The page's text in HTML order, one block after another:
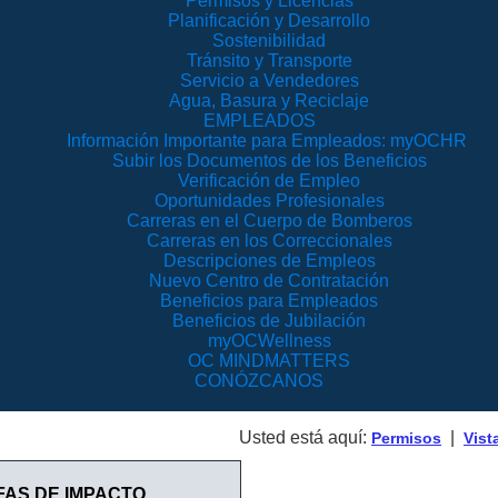
Planificación y Desarrollo
Sostenibilidad
Tránsito y Transporte
Servicio a Vendedores
Agua, Basura y Reciclaje
EMPLEADOS
Información Importante para Empleados: myOCHR
Subir los Documentos de los Beneficios
Verificación de Empleo
Oportunidades Profesionales
Carreras en el Cuerpo de Bomberos
Carreras en los Correccionales
Descripciones de Empleos
Nuevo Centro de Contratación
Beneficios para Empleados
Beneficios de Jubilación
myOCWellness
OC MINDMATTERS
CONÓZCANOS
Usted está aquí: Permisos